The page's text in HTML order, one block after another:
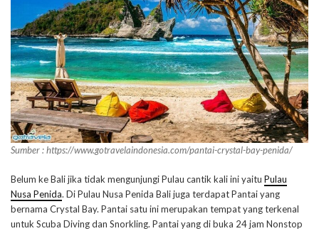
Sumber : https://www.gotravelaindonesia.com/pantai-crystal-bay-penida/
Belum ke Bali jika tidak mengunjungi Pulau cantik kali ini yaitu Pulau
Nusa Penida. Di Pulau Nusa Penida Bali juga terdapat Pantai yang
bernama Crystal Bay. Pantai satu ini merupakan tempat yang terkenal
untuk Scuba Diving dan Snorkling. Pantai yang di buka 24 jam Nonstop